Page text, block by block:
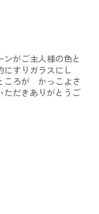
がご主人様の色と
すりガラスにし
ころが かっこよさ
だきありがとうご